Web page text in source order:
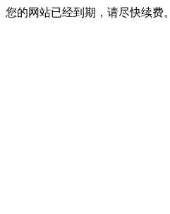
您的网站已经到期，请尽快续费。